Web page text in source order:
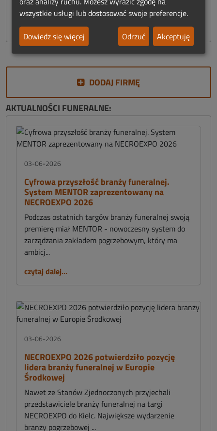
Znicze
Sklep Funeralny
DODAJ FIRMĘ
AKTUALNOŚCI FUNERALNE:
03-06-2026
Cyfrowa przyszłość branży funeralnej.
System MENTOR zaprezentowany na
NECROEXPO 2026
Podczas ostatnich targów branży funeralnej swoją
premierę miał MENTOR - nowoczesny system do
zarządzania zakładem pogrzebowym, który ma
ambicj...
czytaj dalej...
03-06-2026
NECROEXPO 2026 potwierdziło pozycję
lidera branży funeralnej w Europie
Środkowej
Nawet ze Stanów Zjednoczonych przyjechali
przedstawiciele branży funeralnej na targi
NECROEXPO do Kielc. Największe wydarzenie
branży pogrzebowej ...
wszystkie usługi lub dostosować swoje preferencje.
Dowiedz się więcej
Odrzuć Akceptuję